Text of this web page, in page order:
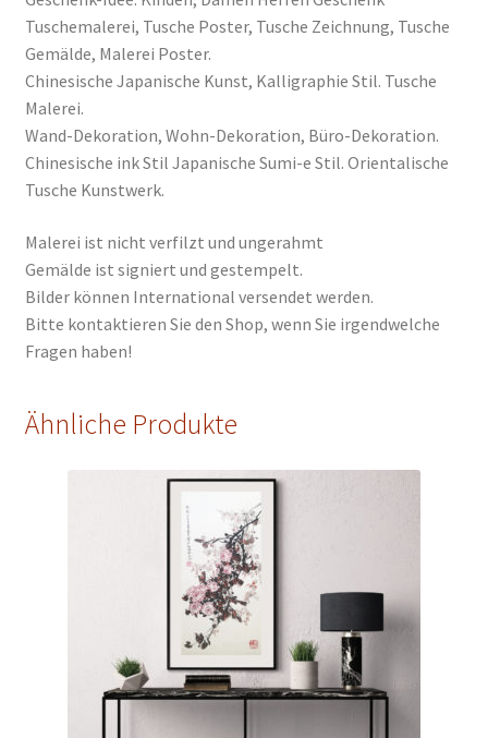
Tuschemalerei, Tusche Poster, Tusche Zeichnung, Tusche
Gemälde, Malerei Poster.
Chinesische Japanische Kunst, Kalligraphie Stil. Tusche
Malerei.
Wand-Dekoration, Wohn-Dekoration, Büro-Dekoration.
Chinesische ink Stil Japanische Sumi-e Stil. Orientalische
Tusche Kunstwerk.
Malerei ist nicht verfilzt und ungerahmt
Gemälde ist signiert und gestempelt.
Bilder können International versendet werden.
Bitte kontaktieren Sie den Shop, wenn Sie irgendwelche
Fragen haben!
Ähnliche Produkte